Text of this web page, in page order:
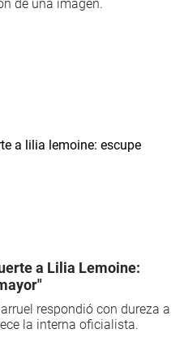
de una imagen.
a Lilia Lemoine:
respondió con dureza a
la interna oficialista.